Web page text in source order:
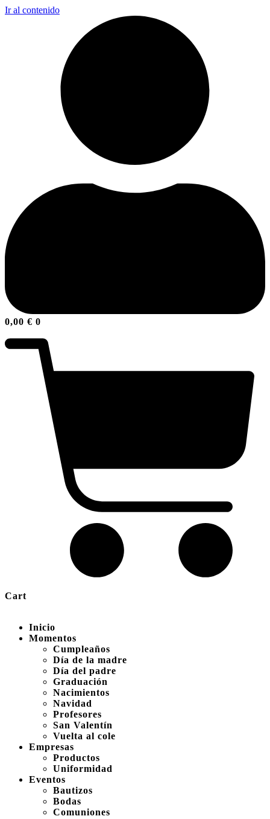
Ir al contenido
0,00 € 0
Cart
Inicio
Momentos
Cumpleaños
Día de la madre
Día del padre
Graduación
Nacimientos
Navidad
Profesores
San Valentín
Vuelta al cole
Empresas
Productos
Uniformidad
Eventos
Bautizos
Bodas
Comuniones